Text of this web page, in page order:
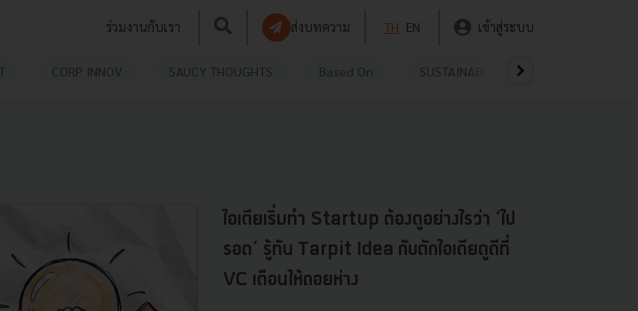
ร่วมงานกับเรา ส่งบทความ TH EN เข้าสู่ระบบ
CORP INNOV SAUCY THOUGHTS Based On SUSTAINABLE
ไอเดียเริ่มทำ Startup ต้องดูอย่างไรว่า ‘ไป
รอด’ รู้ทัน Tarpit Idea กับดักไอเดียดูดีที่
VC เตือนให้ถอยห่าง